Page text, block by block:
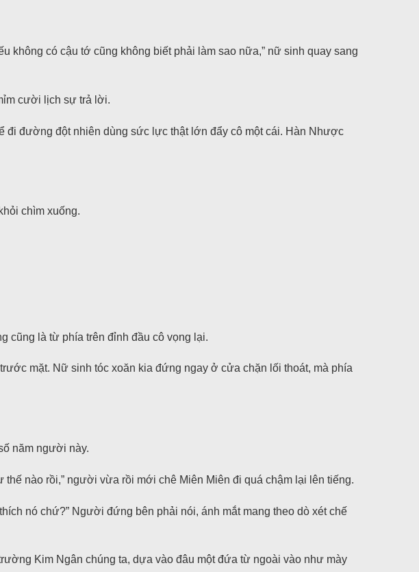
không có cậu tớ cũng không biết phải làm sao nữa,” nữ sinh quay sang
cười lịch sự trả lời.
đường đột nhiên dùng sức lực thật lớn đẩy cô một cái. Hàn Nhược
chìm xuống.
cũng là từ phía trên đỉnh đầu cô vọng lại.
mặt. Nữ sinh tóc xoăn kia đứng ngay ở cửa chặn lối thoát, mà phía
năm người này.
nào rồi,” người vừa rồi mới chê Miên Miên đi quá chậm lại lên tiếng.
nó chứ?” Người đứng bên phải nói, ánh mắt mang theo dò xét chế
Kim Ngân chúng ta, dựa vào đâu một đứa từ ngoài vào như mày